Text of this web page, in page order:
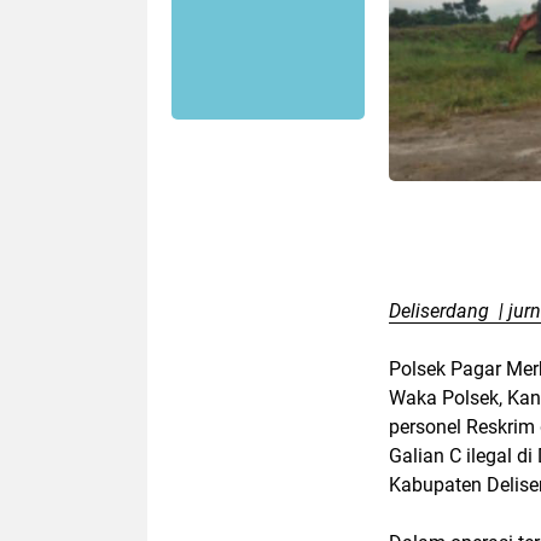
Deliserdang |
Polsek Pagar
Waka Polsek,
personel
Galian C ilegal di
Kabupaten